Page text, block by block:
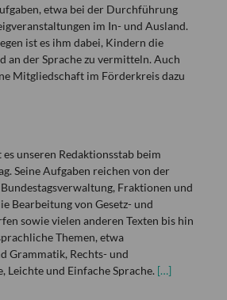
etwa bei der Durchführung
im In- und Ausland.
ist es ihm dabei, Kindern die
an der Sprache zu vermitteln. Auch
Mitgliedschaft im Förderkreis dazu
unseren Redaktionsstab beim
Seine Aufgaben reichen von der
Fraktionen und
Bearbeitung von Gesetz- und
sowie vielen anderen Texten bis hin
Themen, etwa
Grammatik, Rechts- und
Leichte und Einfache Sprache. […]